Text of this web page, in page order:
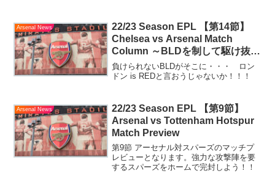
Arsenal News
22/23 Season EPL 【第14節】
Chelsea vs Arsenal Match
Column ～BLDを制して駆け抜け
ようじゃないか～
負けられないBLDがそこに・・・ ロン
ドン is REDと言おうじゃないか！！！
Arsenal News
22/23 Season EPL 【第9節】
Arsenal vs Tottenham Hotspur
Match Preview
第9節 アーセナル対スパーズのマッチプ
レビューとなります。強力な攻撃陣を要
するスパーズをホームで完封しよう！！